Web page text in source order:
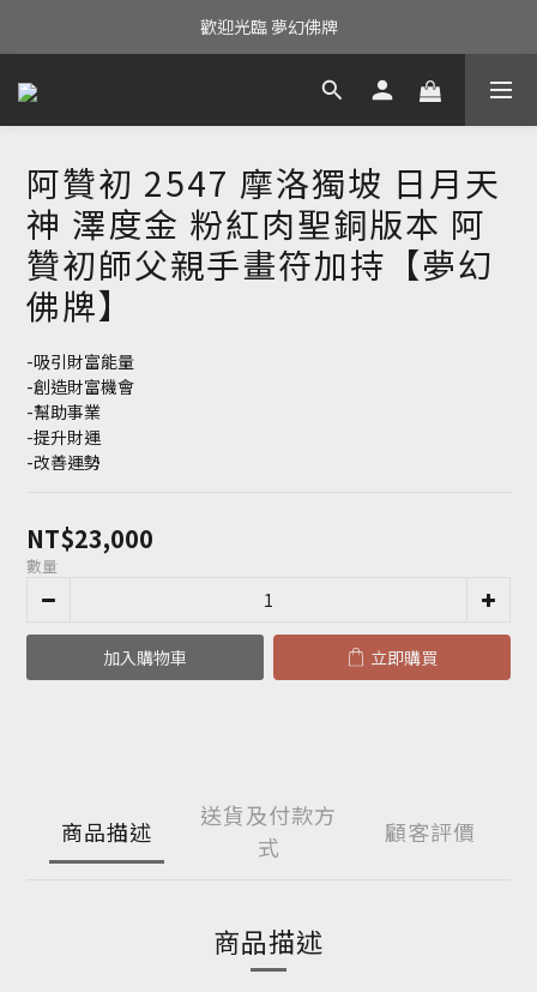
歡迎光臨 夢幻佛牌
阿贊初 2547 摩洛獨坡 日月天
神 澤度金 粉紅肉聖銅版本 阿
贊初師父親手畫符加持【夢幻
佛牌】
-吸引財富能量
-創造財富機會
-幫助事業
-提升財運
-改善運勢
NT$23,000
數量
加入購物車 立即購買
商品描述
送貨及付款方
式
顧客評價
商品描述